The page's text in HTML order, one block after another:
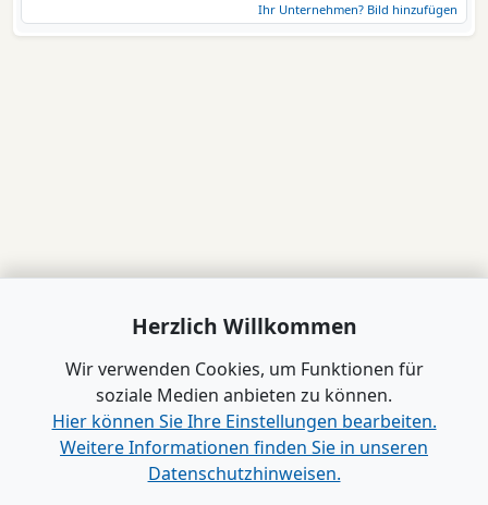
Ihr Unternehmen? Bild hinzufügen
Herzlich Willkommen
Wir verwenden Cookies, um Funktionen für
soziale Medien anbieten zu können.
Hier können Sie Ihre Einstellungen bearbeiten.
Weitere Informationen finden Sie in unseren
Datenschutzhinweisen.